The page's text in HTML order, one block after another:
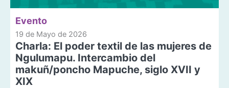
Evento
19 de Mayo de 2026
Charla: El poder textil de las mujeres de
Ngulumapu. Intercambio del
makuñ/poncho Mapuche, siglo XVII y
XIX